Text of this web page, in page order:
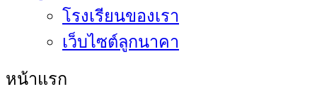
โรงเรียนของเรา
เว็บไซต์ลูกนาคา
หน้าแรก